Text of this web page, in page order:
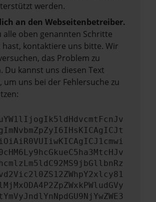
werden.
an den Webseitenbetreiber.
alle oben genannten Schritte
kontaktiere uns bitte. Wir
das Problem zu
Du kannst uns diesen Text
um uns bei der Fehlersuche zu